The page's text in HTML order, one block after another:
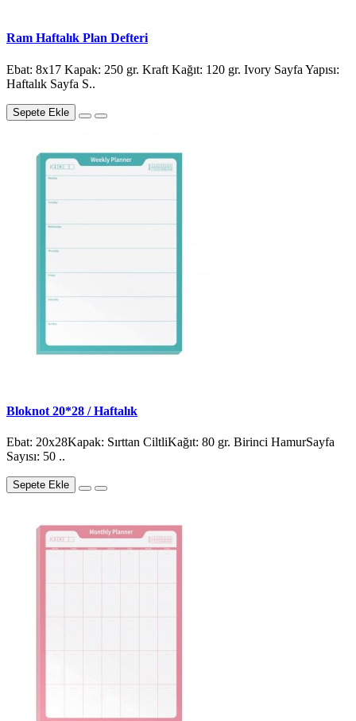
Ram Haftalık Plan Defteri
Ebat: 8x17 Kapak: 250 gr. Kraft Kağıt: 120 gr. Ivory Sayfa Yapısı:
Haftalık Sayfa S..
Sepete Ekle
Bloknot 20*28 / Haftalık
Ebat: 20x28Kapak: Sırttan CiltliKağıt: 80 gr. Birinci HamurSayfa
Sayısı: 50 ..
Sepete Ekle